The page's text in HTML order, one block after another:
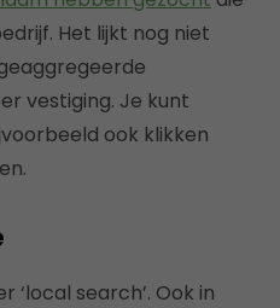
Het lijkt nog niet
vestiging. Je kunt
ook klikken
‘local search’. Ook in